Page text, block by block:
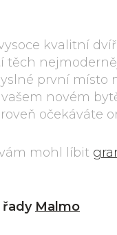
kvalitní
těch
první místo
novém
očekáváte
mohl líbit
řady Malmo